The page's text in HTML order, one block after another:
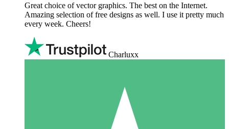
Great choice of vector graphics. The best on the Internet.
Amazing selection of free designs as well. I use it pretty much
every week. Cheers!
Charluxx